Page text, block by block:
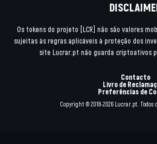
Os tokens do projeto [LCR] não são valores
sujeitas às regras aplicáveis à proteção dos
site Lucrar.pt não guarda criptoativos
Contacto
Livro de
Preferências de
Copyright © 2018-2026 Lucrar.pt.